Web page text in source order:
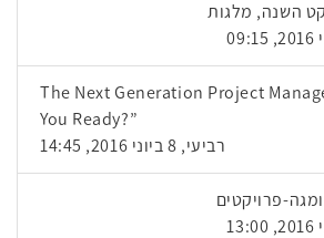
השנה, מלגות
The Next Generation Project
You Ready?”
רביעי, 8 ביוני 2016, 14:45